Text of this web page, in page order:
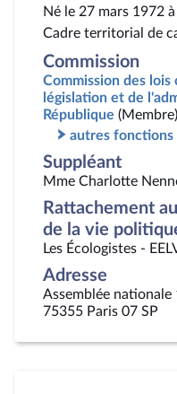
Né le 27 mars 1972
Cadre territorial de
Commission
Commission des
législation et de
République (Membre)
autres fonctions
Suppléant
Mme Charlotte
Rattachement
de la vie
Les Écologistes -
Adresse
Assemblée
75355 Paris 07 SP